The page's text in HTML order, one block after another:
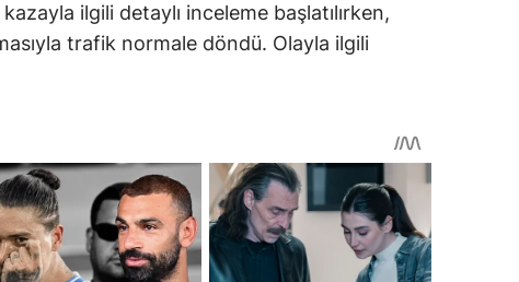
ilgili detaylı inceleme başlatılırken,
trafik normale döndü. Olayla ilgili